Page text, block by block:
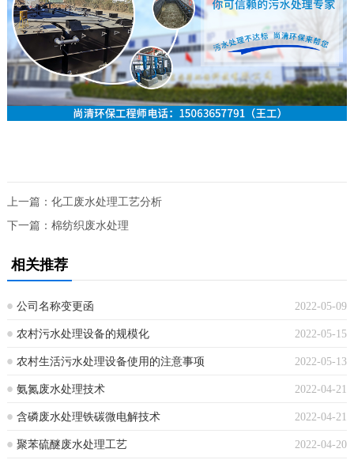
上一篇： 化工废水处理工艺分析
下一篇： 棉纺织废水处理
相关推荐
2022-05-09
公司名称变更函
2022-05-15
农村污水处理设备的规模化
2022-05-13
农村生活污水处理设备使用的注意事项
2022-04-21
氨氮废水处理技术
2022-04-21
含磷废水处理铁碳微电解技术
2022-04-20
聚苯硫醚废水处理工艺